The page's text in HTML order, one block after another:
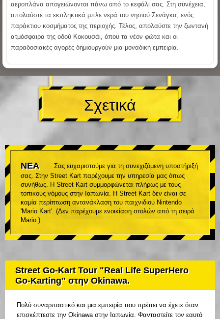
αεροπλάνα απογειώνονται πάνω από το κεφάλι σας. Στη συνέχεια,
απολαύστε τα εκπληκτικά μπλε νερά του νησιού Σενάγκα, ενός
παράκτιου κοσμήματος της περιοχής. Τέλος, απολαύστε την ζωντανή
ατμόσφαιρα της οδού Κοκουσάι, όπου τα νέον φώτα και οι
παραδοσιακές αγορές δημιουργούν μια μοναδική εμπειρία.
Σχετικά
ΝΕΑ
Σας ευχαριστούμε για τη συνεχιζόμενη υποστήριξή
σας. Στην Street Kart παρέχουμε την υπηρεσία μας όπως
συνήθως. Η Street Kart συμμορφώνεται πλήρως με τους
τοπικούς νόμους στην Ιαπωνία. Η Street Kart δεν είναι σε
καμία περίπτωση αντανάκλαση του παιχνιδιού Nintendo
'Mario Kart'. (Δεν παρέχουμε ενοικίαση στολών από τη σειρά
Mario.)
Street Go-Kart Tour "Real Life SuperHero
Go-Karting" στην Okinawa.
Πολύ συναρπαστικό και μια εμπειρία που πρέπει να έχετε όταν
επισκέπτεστε την Okinawa στην Ιαπωνία. Φανταστείτε τον εαυτό